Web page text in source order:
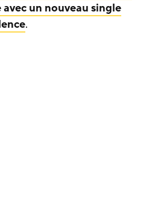
un nouveau single
.